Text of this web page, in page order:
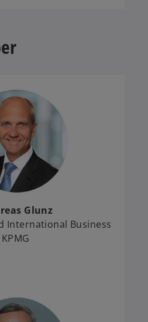
Glunz
International Business
KPMG